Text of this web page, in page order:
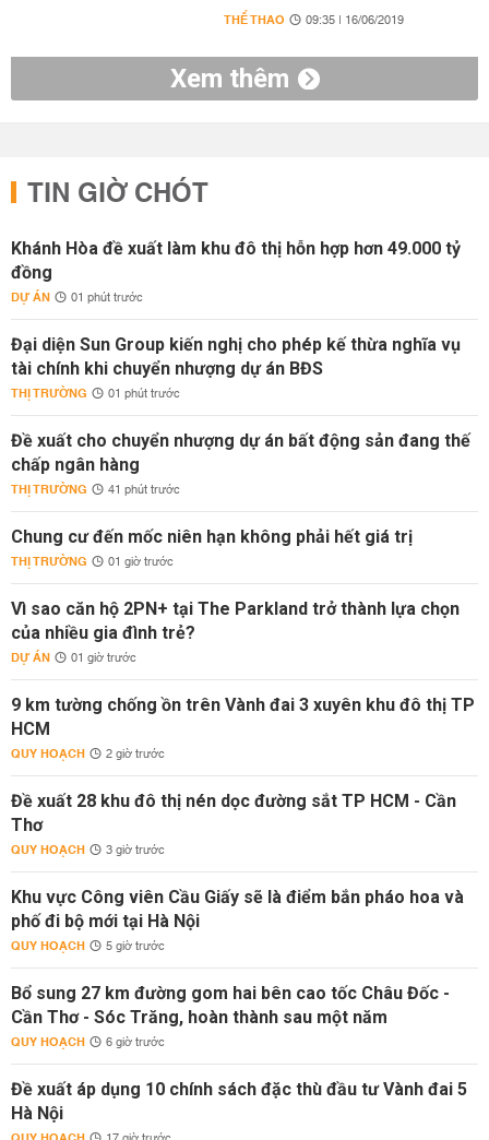
THỂ THAO 09:35 | 16/06/2019
Xem thêm
TIN GIỜ CHÓT
Khánh Hòa đề xuất làm khu đô thị hỗn hợp hơn 49.000 tỷ
đồng
DỰ ÁN 01 phút trước
Đại diện Sun Group kiến nghị cho phép kế thừa nghĩa vụ
tài chính khi chuyển nhượng dự án BĐS
THỊ TRƯỜNG 01 phút trước
Đề xuất cho chuyển nhượng dự án bất động sản đang thế
chấp ngân hàng
THỊ TRƯỜNG 41 phút trước
Chung cư đến mốc niên hạn không phải hết giá trị
THỊ TRƯỜNG 01 giờ trước
Vì sao căn hộ 2PN+ tại The Parkland trở thành lựa chọn
của nhiều gia đình trẻ?
DỰ ÁN 01 giờ trước
9 km tường chống ồn trên Vành đai 3 xuyên khu đô thị TP
HCM
QUY HOẠCH 2 giờ trước
Đề xuất 28 khu đô thị nén dọc đường sắt TP HCM - Cần
Thơ
QUY HOẠCH 3 giờ trước
Khu vực Công viên Cầu Giấy sẽ là điểm bắn pháo hoa và
phố đi bộ mới tại Hà Nội
QUY HOẠCH 5 giờ trước
Bổ sung 27 km đường gom hai bên cao tốc Châu Đốc -
Cần Thơ - Sóc Trăng, hoàn thành sau một năm
QUY HOẠCH 6 giờ trước
Đề xuất áp dụng 10 chính sách đặc thù đầu tư Vành đai 5
Hà Nội